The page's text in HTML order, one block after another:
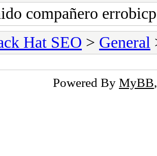
compañero
Hat SEO > General
Powered By MyBB